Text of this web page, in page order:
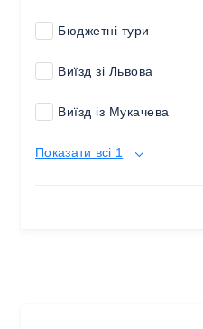
Бюджетні тури
Виїзд зі Львова
Виїзд із Мукачева
Показати всі 1